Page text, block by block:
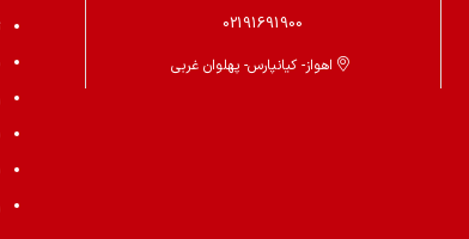
02191691900
اهواز- کیانپارس- پهلوان غربی